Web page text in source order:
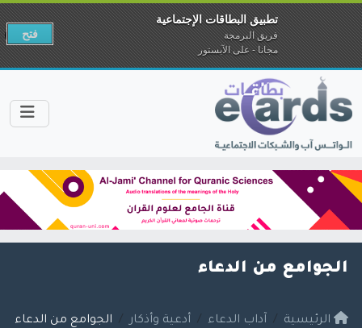
الجوامع من الدعاء
الرئيسية آداب الدعاء أدعية وأذكار الجوامع من الدعاء
تطبيق البطاقات الإجتماعية
فريق البرمجة
مجانا - على الآبستور
فتح